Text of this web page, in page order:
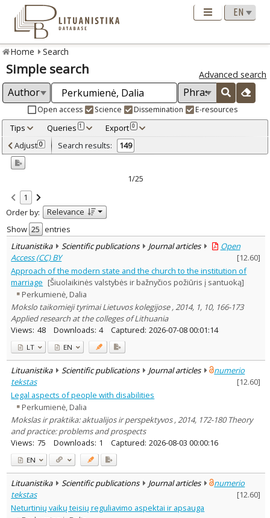
Home Search
Simple search Advanced search
Open access Science Dissemination E-resources
Tips Queries 1 Export 0
Adjusted by criteria 0
Year
Refine
Open access
Scientific publications 144
Dissemination publications
Document Type:
Books & books parts 12
Journal articles
Subject area:
Education 5
Economics 17
Ethnology 3
History 2
Documentation. Iinformation
Political sciences 3
Psychology 4
Sociology 20
Law 93
Theology 2
Management 40
Text language
Country of publication
Lithuanian place names
Subject
Journal
Adjust 0 Search results: 149
1/25
1
Order by:
Relevance
Show
entries
Lituanistika
Scientific publications Journal articles
Open
Access (CC) BY
[12.60]
Approach of the modern state and the church to the institution of
marriage [Šiuolaikinės valstybės ir bažnyčios požiūris į santuoką]
Perkumienė, Dalia
Mokslo taikomieji tyrimai Lietuvos kolegijose , 2014, 1, 10, 166-173
Applied research at the colleges of Lithuania
Views: 48 Downloads: 4 Captured: 2026-07-08 00:01:14
LT EN
Lituanistika Scientific publications Journal articles
numerio
tekstas
[12.60]
Legal aspects of people with disabilities
Perkumienė, Dalia
Mokslas ir praktika: aktualijos ir perspektyvos , 2014, 172-180 Theory
and practice: problems and prospects
Views: 75 Downloads: 1 Captured: 2026-08-03 00:00:16
EN
Lituanistika Scientific publications Journal articles
numerio
tekstas
[12.60]
Neturtinių vaikų teisių reguliavimo aspektai ir apsauga